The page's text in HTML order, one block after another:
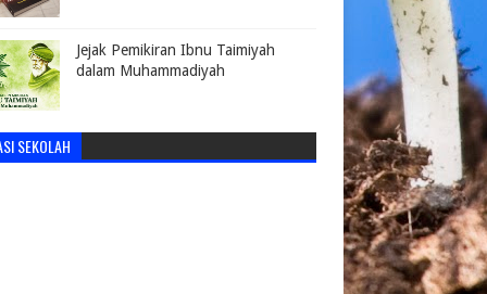
Jejak Pemikiran Ibnu Taimiyah
dalam Muhammadiyah
SEKOLAH